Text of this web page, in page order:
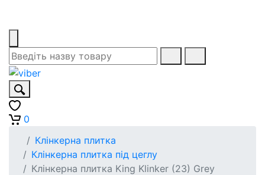
0
Клінкерна плитка
Клінкерна плитка під цеглу
Клінкерна плитка King Klinker (23) Grey